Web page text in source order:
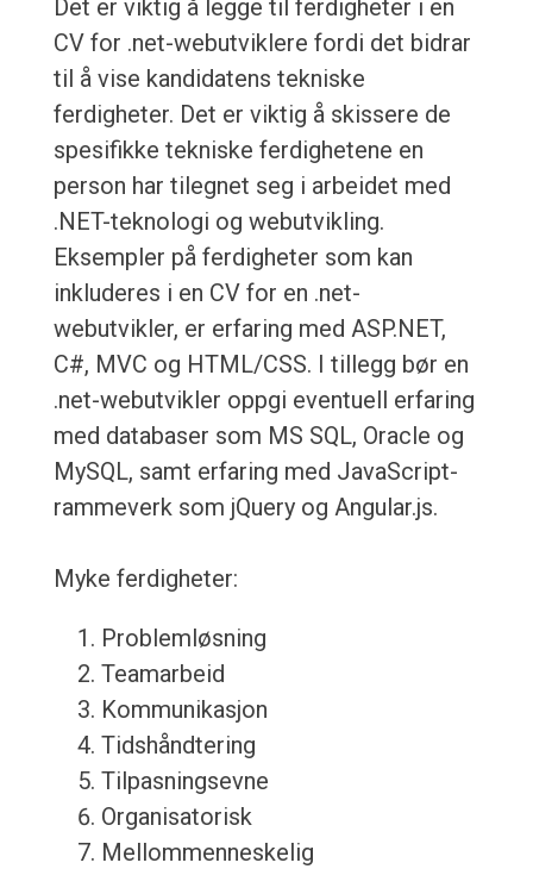
Det er viktig å legge til ferdigheter i en
CV for .net-webutviklere fordi det bidrar
til å vise kandidatens tekniske
ferdigheter. Det er viktig å skissere de
spesifikke tekniske ferdighetene en
person har tilegnet seg i arbeidet med
.NET-teknologi og webutvikling.
Eksempler på ferdigheter som kan
inkluderes i en CV for en .net-
webutvikler, er erfaring med ASP.NET,
C#, MVC og HTML/CSS. I tillegg bør en
.net-webutvikler oppgi eventuell erfaring
med databaser som MS SQL, Oracle og
MySQL, samt erfaring med JavaScript-
rammeverk som jQuery og Angular.js.
Myke ferdigheter:
Problemløsning
Teamarbeid
Kommunikasjon
Tidshåndtering
Tilpasningsevne
Organisatorisk
Mellommenneskelig